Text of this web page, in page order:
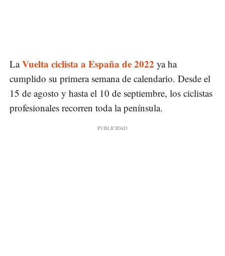
LaVuelta ciclista a España de 2022 ya ha
cumplido su primera semana de calendario. Desde el
15 de agosto y hasta el 10 de septiembre, los ciclistas
profesionales recorren toda la península.